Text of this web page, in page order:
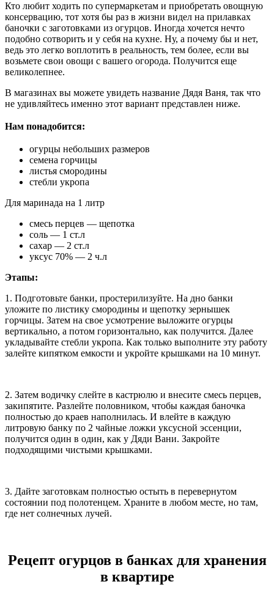
Кто любит ходить по супермаркетам и приобретать овощную
консервацию, тот хотя бы раз в жизни видел на прилавках
баночки с заготовками из огурцов. Иногда хочется нечто
подобно сотворить и у себя на кухне. Ну, а почему бы и нет,
ведь это легко воплотить в реальность, тем более, если вы
возьмете свои овощи с вашего огорода. Получится еще
великолепнее.
В магазинах вы можете увидеть название Дядя Ваня, так что
не удивляйтесь именно этот вариант представлен ниже.
Нам понадобится:
огурцы небольших размеров
семена горчицы
листья смородины
стебли укропа
Для маринада на 1 литр
смесь перцев — щепотка
соль — 1 ст.л
сахар — 2 ст.л
уксус 70% — 2 ч.л
Этапы:
1. Подготовьте банки, простерилизуйте. На дно банки
уложите по листику смородины и щепотку зернышек
горчицы. Затем на свое усмотрение выложите огурцы
вертикально, а потом горизонтально, как получится. Далее
укладывайте стебли укропа. Как только выполните эту работу
залейте кипятком емкости и укройте крышками на 10 минут.
2. Затем водичку слейте в кастрюлю и внесите смесь перцев,
закипятите. Разлейте половником, чтобы каждая баночка
полностью до краев наполнилась. И влейте в каждую
литровую банку по 2 чайные ложки уксусной эссенции,
получится один в один, как у Дяди Вани. Закройте
подходящими чистыми крышками.
3. Дайте заготовкам полностью остыть в перевернутом
состоянии под полотенцем. Храните в любом месте, но там,
где нет солнечных лучей.
Рецепт огурцов в банках для хранения
в квартире